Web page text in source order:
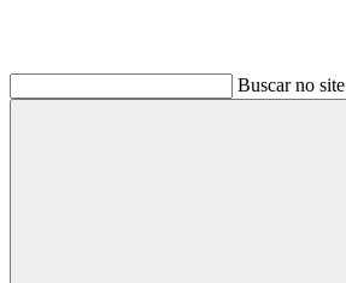
Buscar no site